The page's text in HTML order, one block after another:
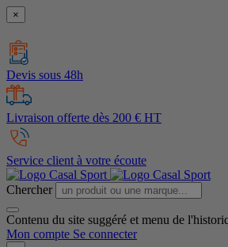
×
Devis sous 48h
Livraison offerte dès 200 € HT
Service client à votre écoute
Chercher
Contenu du site suggéré et menu de
Mon compte Se connecter